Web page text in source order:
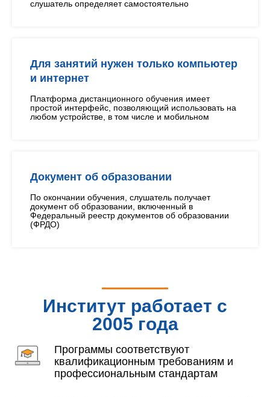
слушатель определяет самостоятельно
Для занятий нужен только компьютер
и интернет
Платформа дистанционного обучения имеет
простой интерфейс, позволяющий использовать на
любом устройстве, в том числе и мобильном
Документ об образовании
По окончании обучения, слушатель получает
документ об образовании, включенный в
Федеральный реестр документов об образовании
(ФРДО)
Институт работает с
2005 года
Программы соответствуют
квалификационным требованиям и
профессиональным стандартам